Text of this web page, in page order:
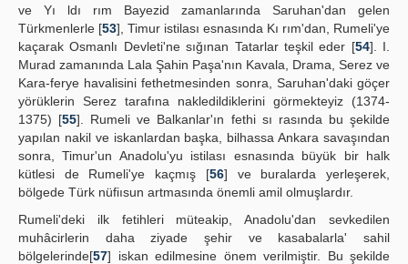
ve Yı ldı rım Bayezid zamanlarında Saruhan'dan gelen
Türkmenlerle [53], Timur istilası esnasında Kı rım'dan, Rumeli'ye
kaçarak Osmanlı Devleti'ne sığınan Tatarlar teşkil eder [54]. I.
Murad zamanında Lala Şahin Paşa'nın Kavala, Drama, Serez ve
Kara-ferye havalisini fethetmesinden sonra, Saruhan'daki göçer
yörüklerin Serez tarafına nakledildiklerini görmekteyiz (1374-
1375) [55]. Rumeli ve Balkanlar'ın fethi sı rasında bu şekilde
yapılan nakil ve iskanlardan başka, bilhassa Ankara savaşından
sonra, Timur'un Anadolu'yu istilası esnasında büyük bir halk
kütlesi de Rumeli'ye kaçmış [56] ve buralarda yerleşerek,
bölgede Türk nüfiısun artmasında önemli amil olmuşlardır.
Rumeli'deki ilk fetihleri müteakip, Anadolu'dan sevkedilen
muhâcirlerin daha ziyade şehir ve kasabalarla' sahil
bölgelerinde[57] iskan edilmesine önem verilmiştir. Bu şekilde